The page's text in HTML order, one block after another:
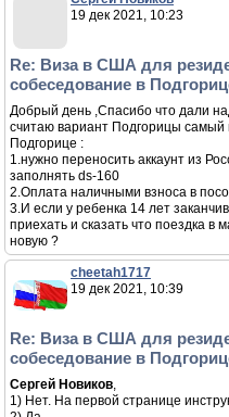
19 дек 2021, 10:23
Re: Виза в США для
собеседование в
Добрый день ,Спасибо что дали
считаю вариант Подгорицы
Подгорице :
1.нужно переносить аккаунт из
заполнять ds-160
2.Оплата наличными взноса в
3.И если у ребенка 14 лет
приехать и сказать что поездка в
новую ?
cheetah1717
19 дек 2021, 10:39
Re: Виза в США для
собеседование в
Сергей Новиков,
1) Нет. На первой странице